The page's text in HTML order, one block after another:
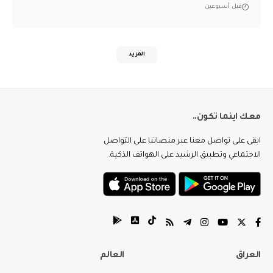
قبل أسبوعين
المزيد
معك اينما تكون..
ابقى على تواصل معنا عبر منصاتنا على التواصل
الاجتماعي وتطبيق الرشيد على الهواتف الذكية.
العراق العالم